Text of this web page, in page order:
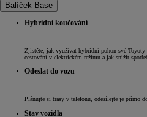
Balíček Base
Hybridní koučování
Zjistěte, jak využívat hybridní pohon své
cestování v elektrickém režimu a jak snížit
Odeslat do vozu
Plánujte si trasy v telefonu, odesílejte je přímo
Stav vozidla